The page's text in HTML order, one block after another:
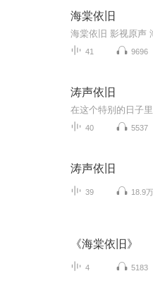
海棠依旧
海棠依旧 影视原声
41 9696
涛声依旧
40 5537
涛声依旧
39 18.9万
《海棠依旧》
4 5183